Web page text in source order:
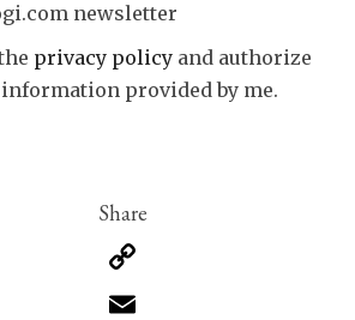
newsletter
privacy policy and authorize
provided by me.